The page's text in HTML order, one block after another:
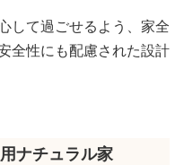
して過ごせるよう、家全
全性にも配慮された設計
ナチュラル家